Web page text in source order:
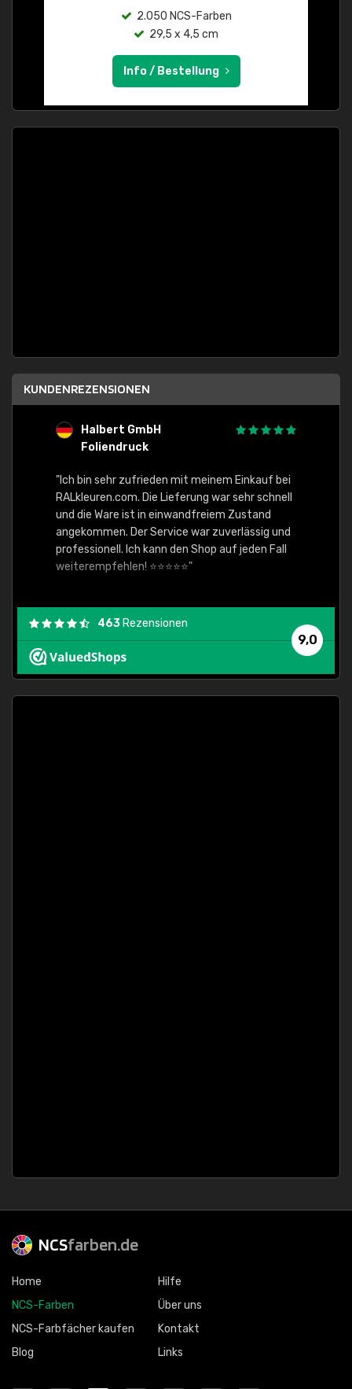
2.050 NCS-Farben
29,5 x 4,5 cm
Info / Bestellung
KUNDENREZENSIONEN
Halbert GmbH
Foliendruck
"Ich bin sehr zufrieden mit meinem Einkauf bei
RALkleuren.com. Die Lieferung war sehr schnell
und die Ware ist in einwandfreiem Zustand
angekommen. Der Service war zuverlässig und
professionell. Ich kann den Shop auf jeden Fall
weiterempfehlen! ⭐⭐⭐⭐⭐"
9,0
463 Rezensionen
NCSfarben.de
Home
NCS-Farben
NCS-Farbfächer kaufen
Blog
Hilfe
Über uns
Kontakt
Links